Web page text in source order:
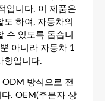
입니다. 이 제품은
하여, 자동차의
수 있도록 돕습니
아니라 자동차 1
항입니다.
ODM 방식으로 전
. OEM(주문자 상